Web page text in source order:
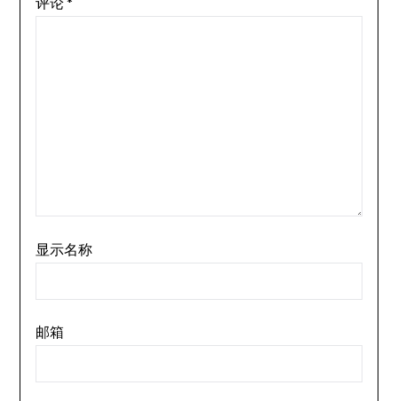
显示名称
邮箱